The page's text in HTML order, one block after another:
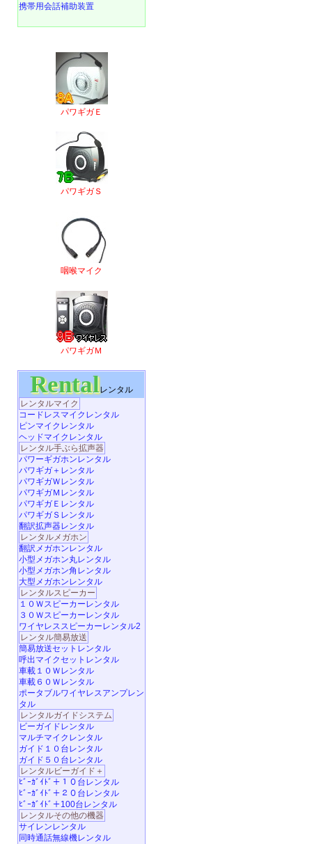
携帯用会話補助装置
パワギガＥ
パワギガＳ
咽喉マイク
パワギガＭ
Rentalレンタル
レンタルマイク
コードレスマイクレンタル
ピンマイクレンタル
ヘッドマイクレンタル
レンタル手ぶら拡声器
パワーギガホンレンタル
パワギガ＋レンタル
パワギガＷレンタル
パワギガＭレンタル
パワギガＥレンタル
パワギガＳレンタル
翻訳拡声器レンタル
レンタルメガホン
翻訳メガホンレンタル
小型メガホン丸レンタル
小型メガホン角レンタル
大型メガホンレンタル
レンタルスピーカー
１０Ｗスピーカーレンタル
３０Ｗスピーカーレンタル
ワイヤレススピーカーレンタル2
レンタル簡易放送
簡易放送セットレンタル
呼出マイクセットレンタル
車載１０Ｗレンタル
車載６０Ｗレンタル
ポータブルワイヤレスアンプレン
タル
レンタルガイドシステム
ビーガイドレンタル
マルチマイクレンタル
ガイド１０台レンタル
ガイド５０台レンタル
レンタルビーガイド＋
ﾋﾞｰｶﾞｲﾄﾞ＋１０台レンタル
ﾋﾞｰｶﾞｲﾄﾞ＋２０台レンタル
ﾋﾞｰｶﾞｲﾄﾞ＋100台レンタル
レンタルその他の機器
サイレンレンタル
同時通話無線機レンタル